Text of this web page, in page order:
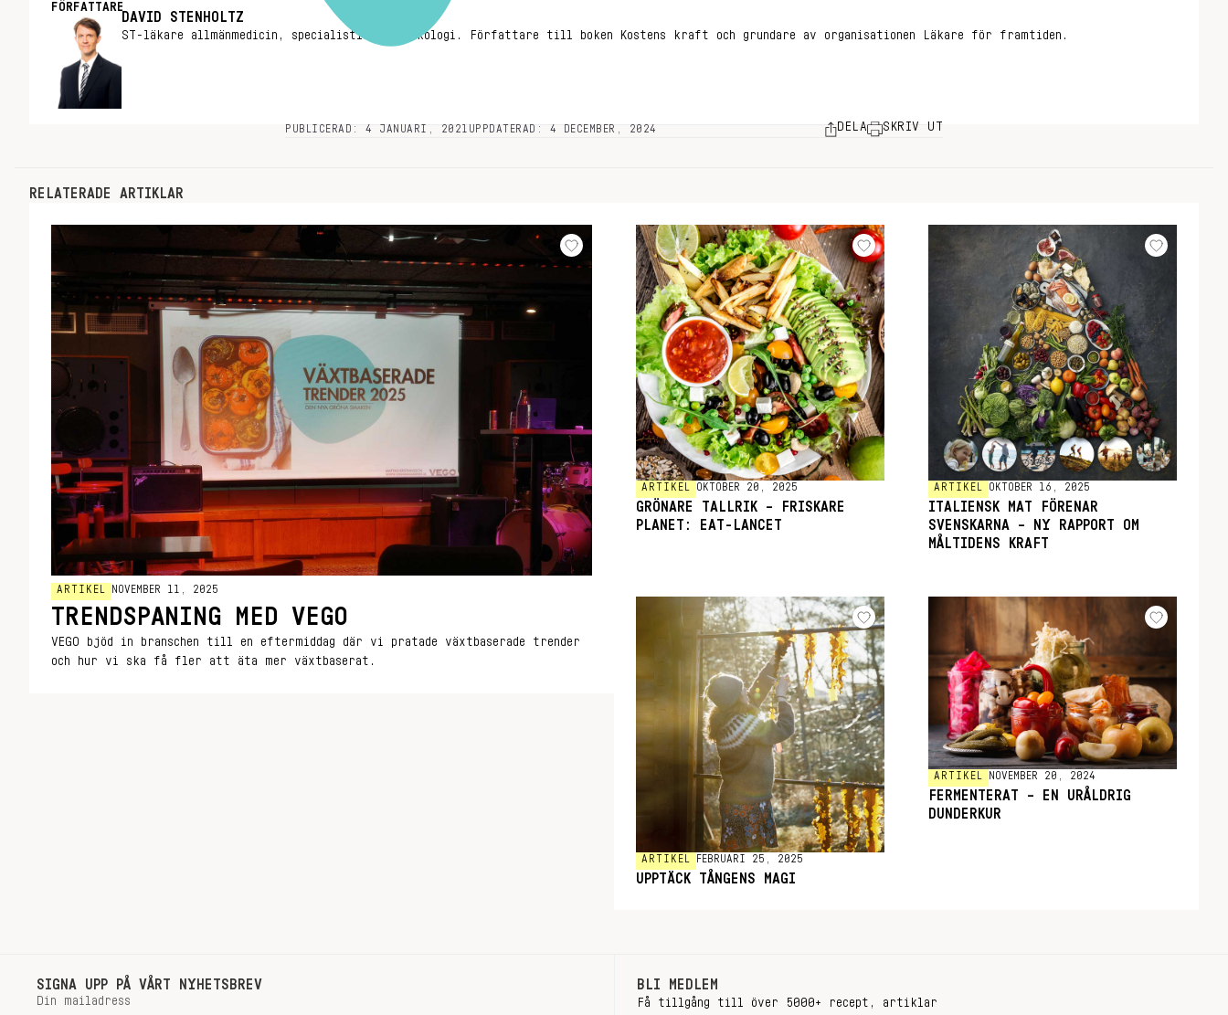
FÖRFATTARE
DAVID STENHOLTZ
ST-läkare allmänmedicin, specialistläkare onkologi. Författare till boken Kostens kraft och grundare av organisationen Läkare för framtiden.
PUBLICERAD: 4 JANUARI, 2021 UPPDATERAD: 4 DECEMBER, 2024 DELA SKRIV UT
RELATERADE ARTIKLAR
ARTIKEL NOVEMBER 11, 2025
TRENDSPANING MED VEGO
VEGO bjöd in branschen till en eftermiddag där vi pratade växtbaserade trender
och hur vi ska få fler att äta mer växtbaserat.
ARTIKEL OKTOBER 20, 2025
GRÖNARE TALLRIK – FRISKARE
PLANET: EAT-LANCET
ARTIKEL OKTOBER 16, 2025
ITALIENSK MAT FÖRENAR
SVENSKARNA – NY RAPPORT OM
MÅLTIDENS KRAFT
ARTIKEL FEBRUARI 25, 2025
UPPTÄCK TÅNGENS MAGI
ARTIKEL NOVEMBER 20, 2024
FERMENTERAT – EN URÅLDRIG
DUNDERKUR
SIGNA UPP PÅ VÅRT NYHETSBREV BLI MEDLEM
Få tillgång till över 5000+ recept, artiklar